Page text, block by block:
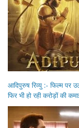
आदिपुरुष रिव्यु :- फिल्म पर
फिर भी हो रही करोड़ों की